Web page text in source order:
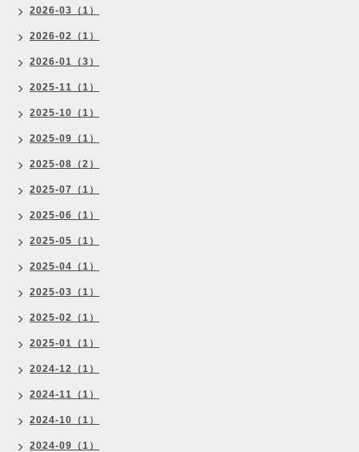
2026-03（1）
2026-02（1）
2026-01（3）
2025-11（1）
2025-10（1）
2025-09（1）
2025-08（2）
2025-07（1）
2025-06（1）
2025-05（1）
2025-04（1）
2025-03（1）
2025-02（1）
2025-01（1）
2024-12（1）
2024-11（1）
2024-10（1）
2024-09（1）